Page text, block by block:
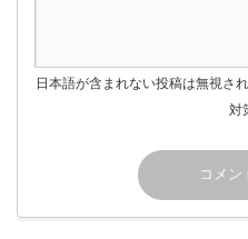
日本語が含まれない投稿は無視さ
対